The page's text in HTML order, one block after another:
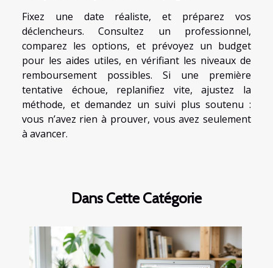
Fixez une date réaliste, et préparez vos
déclencheurs. Consultez un professionnel,
comparez les options, et prévoyez un budget
pour les aides utiles, en vérifiant les niveaux de
remboursement possibles. Si une première
tentative échoue, replanifiez vite, ajustez la
méthode, et demandez un suivi plus soutenu :
vous n’avez rien à prouver, vous avez seulement
à avancer.
Dans Cette Catégorie